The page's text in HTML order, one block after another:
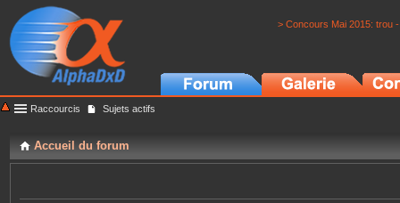
> Concours Mai 2015: trou
Raccourcis Sujets actifs
Accueil du forum